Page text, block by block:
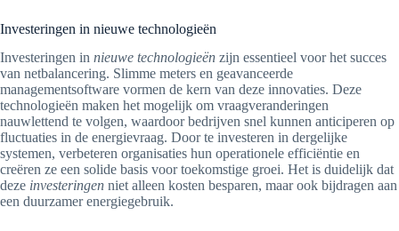
Investeringen in nieuwe technologieën
Investeringen in nieuwe technologieën zijn essentieel voor het succes
van netbalancering. Slimme meters en geavanceerde
managementsoftware vormen de kern van deze innovaties. Deze
technologieën maken het mogelijk om vraagveranderingen
nauwlettend te volgen, waardoor bedrijven snel kunnen anticiperen op
fluctuaties in de energievraag. Door te investeren in dergelijke
systemen, verbeteren organisaties hun operationele efficiëntie en
creëren ze een solide basis voor toekomstige groei. Het is duidelijk dat
deze investeringen niet alleen kosten besparen, maar ook bijdragen aan
een duurzamer energiegebruik.